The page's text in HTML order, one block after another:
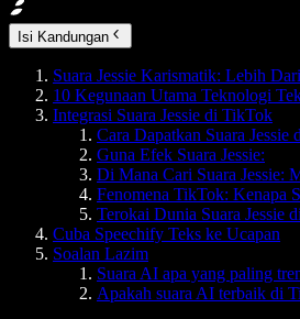
Isi Kandungan
Suara Jessie Karismatik: Lebih
10 Kegunaan Utama Teknologi
Integrasi Suara Jessie di TikTok
Cara Dapatkan Suara Jessie
Guna Efek Suara Jessie:
Di Mana Cari Suara Jessie:
Fenomena TikTok: Kenapa
Terokai Dunia Suara Jessie
Cuba Speechify Teks ke Ucapan
Soalan Lazim
Suara AI apa yang paling
Apakah suara AI terbaik di